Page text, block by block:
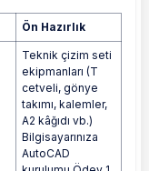
Ön Hazırlık
Teknik çizim seti
ekipmanları (T
cetveli, gönye
takımı, kalemler,
A2 kâğıdı vb.)
Bilgisayarınıza
AutoCAD